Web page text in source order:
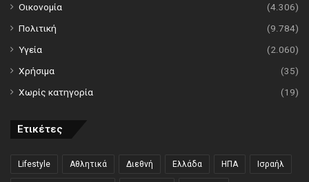
Οικονομία
(4.306)
Πολιτική
(9.784)
Υγεία
(2.060)
Χρήσιμα
(35)
Χωρίς κατηγορία
(19)
Ετικέτες
Lifestyle Αθλητικά Διεθνή Ελλάδα ΗΠΑ Ισραήλ